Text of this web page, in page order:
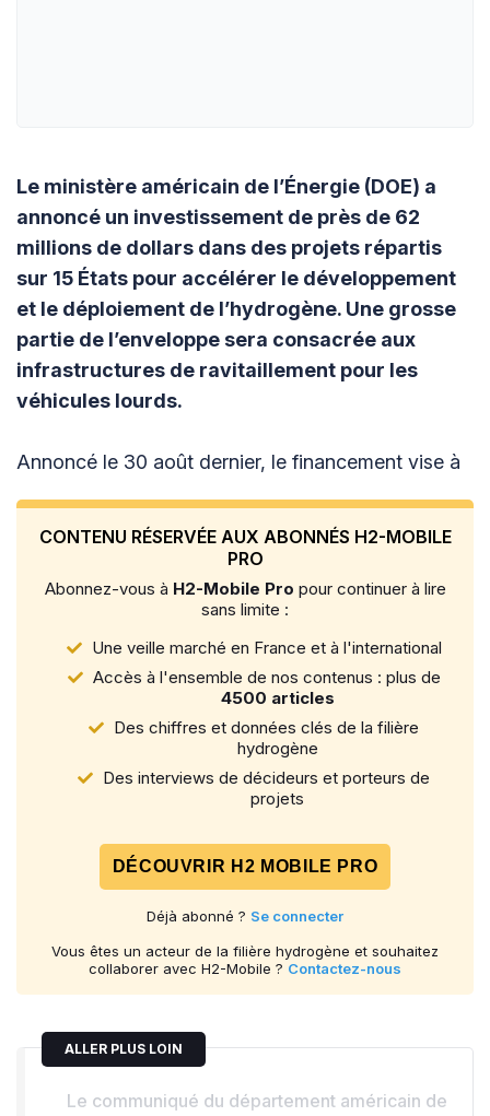
Le ministère américain de l’Énergie (DOE) a
annoncé un investissement de près de 62
millions de dollars dans des projets répartis
sur 15 États pour accélérer le développement
et le déploiement de l’hydrogène. Une grosse
partie de l’enveloppe sera consacrée aux
infrastructures de ravitaillement pour les
véhicules lourds.
Annoncé le 30 août dernier, le financement vise à
CONTENU RÉSERVÉE AUX ABONNÉS H2-MOBILE
PRO
Abonnez-vous à H2-Mobile Pro pour continuer à lire
sans limite :
Une veille marché en France et à l'international
Accès à l'ensemble de nos contenus : plus de
4500 articles
Des chiffres et données clés de la filière
hydrogène
Des interviews de décideurs et porteurs de
projets
DÉCOUVRIR H2 MOBILE PRO
Déjà abonné ? Se connecter
Vous êtes un acteur de la filière hydrogène et souhaitez
collaborer avec H2-Mobile ? Contactez-nous
ALLER PLUS LOIN
Le communiqué du département américain de